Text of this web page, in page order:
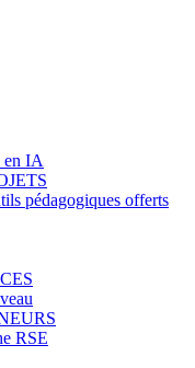
en IA
pédagogiques offerts
RSE